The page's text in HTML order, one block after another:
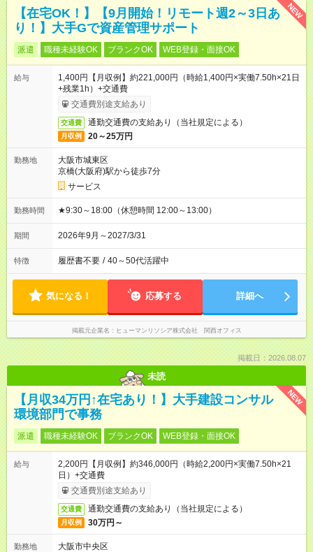
NEW
【在宅OK！】【9月開始！リモート週2～3日あ
り！】大手Gで資産管理サポート
派遣 職種未経験OK ブランクOK WEB登録・面接OK
給与
1,400円【月収例】約221,000円（時給1,400円×実働7.50h×21日
+残業1h）+交通費
交通費別途支給あり
交通費 通勤交通費の支給あり（当社規定による）
月収例 20～25万円
勤務地
大阪市城東区
京橋(大阪府)駅から徒歩7分
サービス
勤務時間 ★9:30～18:00（休憩時間 12:00～13:00）
期間 2026年9月～2027/3/31
特徴 履歴書不要 / 40～50代活躍中
気になる！ 応募する 詳細へ
掲載元企業名 ヒューマンリソシア株式会社 関西オフィス
掲載日：2026.08.07
未読
NEW
【月収34万円↑在宅あり！】大手建設コンサル
環境部門で事務
派遣 職種未経験OK ブランクOK WEB登録・面接OK
給与
2,200円【月収例】約346,000円（時給2,200円×実働7.50h×21
日）+交通費
交通費別途支給あり
交通費 通勤交通費の支給あり（当社規定による）
月収例 30万円～
勤務地
大阪市中央区